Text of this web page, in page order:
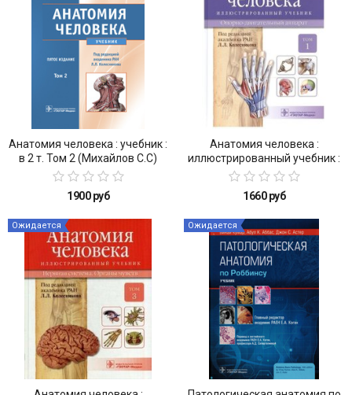
Анатомия человека : учебник :
в 2 т. Том 2 (Михайлов С.С)
1900 руб
Анатомия человека :
иллюстрированный учебник :
в 3 т. : Т. 1. Опорно-
1660 руб
Ожидается Ожидается